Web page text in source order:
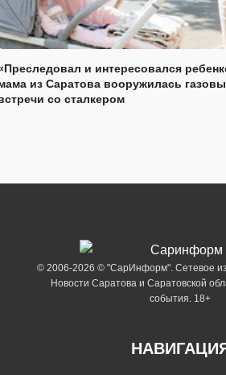
и интересовался
из Саратова вооружилась
со сталкером
© 2006-2026 © "СарИнформ". Сетевое
Новости Саратова и Саратовской
события. 18+